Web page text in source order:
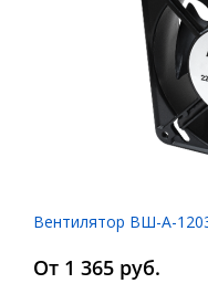
Вентилятор ВШ-А-
От 1 365 руб.